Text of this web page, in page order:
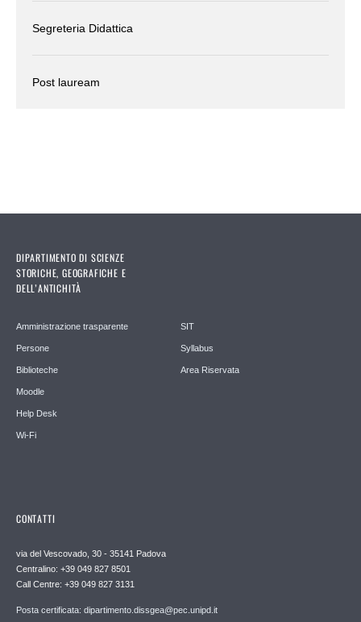
Segreteria Didattica
Post lauream
DIPARTIMENTO DI SCIENZE
STORICHE, GEOGRAFICHE E
DELL’ANTICHITÀ
Amministrazione trasparente
Persone
Biblioteche
Moodle
Help Desk
Wi-Fi
SIT
Syllabus
Area Riservata
CONTATTI
via del Vescovado, 30 - 35141 Padova
Centralino: +39 049 827 8501
Call Centre: +39 049 827 3131
Posta certificata: dipartimento.dissgea@pec.unipd.it